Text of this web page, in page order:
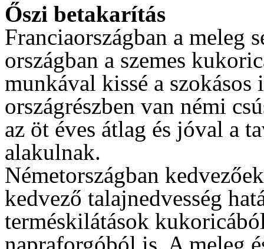
Őszi betakarítás
Franciaországban a meleg
országban a szemes
munkával kissé a
országrészben van némi
az öt éves átlag és jóval a
alakulnak.
Németországban
kedvező talajnedvesség
terméskilátások
napraforgóból is. A meleg